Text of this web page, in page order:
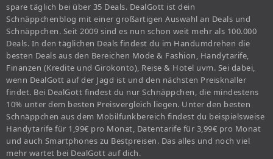
spare täglich bei über 35 Deals. DealGott ist dein
Schnäppchenblog mit einer großartigen Auswahl an Deals und
Schnäppchen. Seit 2009 sind es nun schon weit mehr als 100.000
Deals. In den täglichen Deals findest du im Handumdrehen die
besten Deals aus den Bereichen Mode & Fashion, Handytarife,
Finanzen (Kredite und Girokonto), Reise & Hotel uvm. Sei dabei,
wenn DealGott auf der Jagd ist und den nächsten Preisknaller
findet. Bei DealGott findest du nur Schnäppchen, die mindestens
10% unter dem besten Preisvergleich liegen. Unter den besten
Schnäppchen aus dem Mobilfunkbereich findest du beispielsweise
Handytarife für 1,99€ pro Monat, Datentarife für 3,99€ pro Monat
und auch Smartphones zu Bestpreisen. Das alles und noch viel
mehr wartet bei DealGott auf dich.